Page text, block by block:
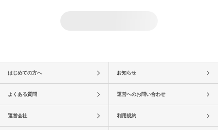
はじめての方へ お知らせ
よくある質問 運営へのお問い合わせ
運営会社 利用規約